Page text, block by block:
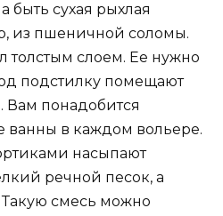
сухая рыхлая
из пшеничной соломы.
толстым слоем. Ее нужно
подстилку помещают
Вам понадобится
ванны в каждом вольере.
насыпают
речной песок, а
смесь можно